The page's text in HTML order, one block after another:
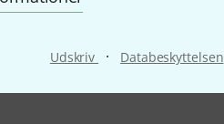
Udskriv · Databeskyttelsen
110
89 kr